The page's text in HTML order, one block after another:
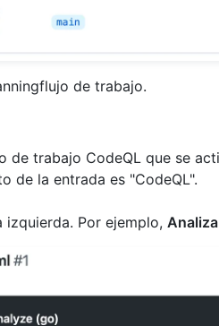
de trabajo.
de trabajo CodeQL que se
de la entrada es "CodeQL".
Por ejemplo,